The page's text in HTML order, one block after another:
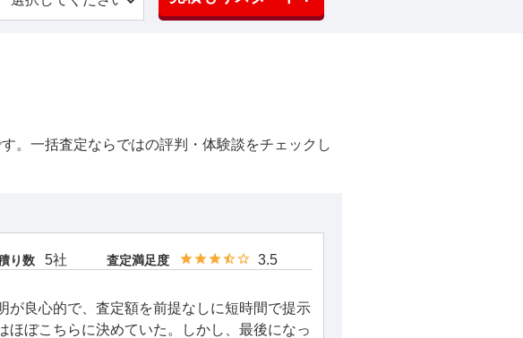
。一括査定ならではの評判・体験談をチェックし
り数 5社 査定満足度 3.5
が良心的で、査定額を前提なしに短時間で提示
ほぼこちらに決めていた。しかし、最後になっ